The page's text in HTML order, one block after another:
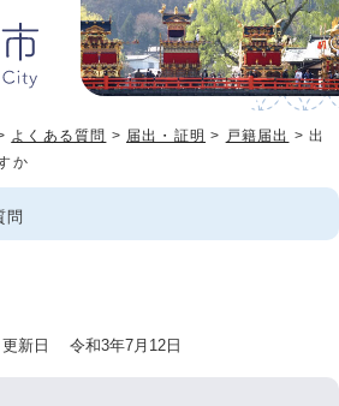
よくある質問 > 届出・証明 > 戸籍届出 > 出
か
新日 令和3年7月12日